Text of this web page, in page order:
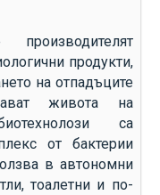
продукти,
на отпадъците
живота на
са
от бактерии
в автономни
тоалетни и по-